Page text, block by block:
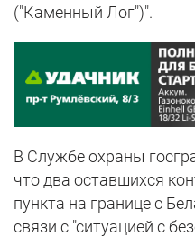
("Каменный Лог")".
В Службе охраны
что два оставшихся
пункта на границе с
связи с "ситуацией с